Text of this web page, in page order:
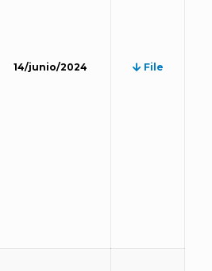
14/junio/2024 File